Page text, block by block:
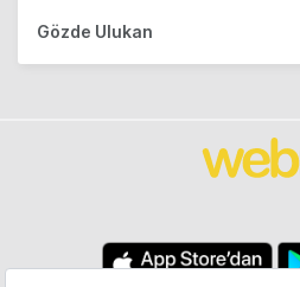
Gözde Ulukan